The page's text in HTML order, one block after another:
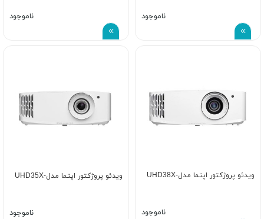
ناموجود ناموجود
ویدئو پروژکتور اپتما مدل-UHD38X
ناموجود
ویدئو پروژکتور اپتما مدل-UHD35X
ناموجود